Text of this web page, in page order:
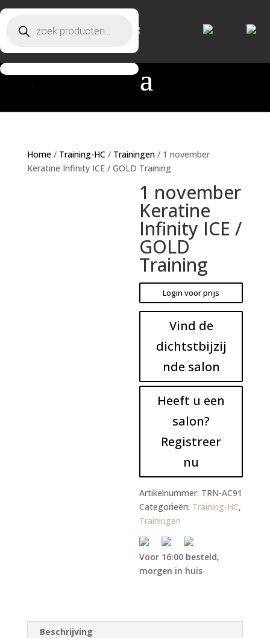
Producten zoeken
Home/ Training-HC / Trainingen/ 1 november
Keratine Infinity ICE / GOLD Training
1 november
Keratine
Infinity ICE /
GOLD
Training
Login voor prijs
Vind de
dichtstbijzij
nde salon
Heeft u een
salon?
Registreer
nu
Artikelnummer: TRN-AC91
Categorieën: Training-HC,
Trainingen
Voor 16:00 besteld,
morgen in huis
Beschrijving